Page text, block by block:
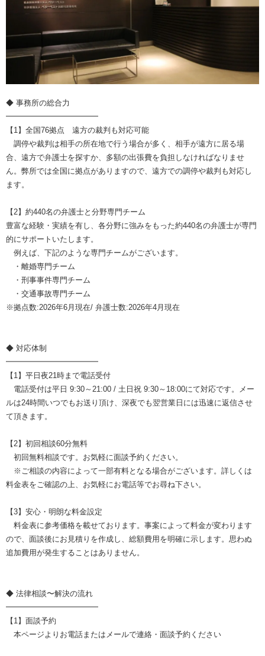
◆ 事務所の総合力
━━━━━━━━━━━━
【1】全国76拠点 遠方の裁判も対応可能
調停や裁判は相手の所在地で行う場合が多く、相手が遠方に居る場
合、遠方で弁護士を探すか、多額の出張費を負担しなければなりませ
ん。弊所では全国に拠点がありますので、遠方での調停や裁判も対応し
ます。
【2】約440名の弁護士と分野専門チーム
豊富な経験・実績を有し、各分野に強みをもった約440名の弁護士が専門
的にサポートいたします。
例えば、下記のような専門チームがございます。
・離婚専門チーム
・刑事事件専門チーム
・交通事故専門チーム
※拠点数:2026年6月現在/ 弁護士数:2026年4月現在
◆ 対応体制
━━━━━━━━━━━━
【1】平日夜21時まで電話受付
電話受付は平日 9:30～21:00 / 土日祝 9:30～18:00にて対応です。メー
ルは24時間いつでもお送り頂け、深夜でも翌営業日には迅速に返信させ
て頂きます。
【2】初回相談60分無料
初回無料相談です。お気軽に面談予約ください。
※ご相談の内容によって一部有料となる場合がございます。詳しくは
料金表をご確認の上、お気軽にお電話等でお尋ね下さい。
【3】安心・明朗な料金設定
料金表に参考価格を載せております。事案によって料金が変わります
ので、面談後にお見積りを作成し、総額費用を明確に示します。思わぬ
追加費用が発生することはありません。
◆ 法律相談〜解決の流れ
━━━━━━━━━━━━
【1】面談予約
本ページよりお電話またはメールで連絡・面談予約ください